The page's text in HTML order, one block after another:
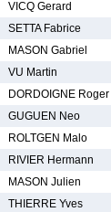
VICQ Gerard
SETTA Fabrice
MASON Gabriel
VU Martin
DORDOIGNE Roger
GUGUEN Neo
ROLTGEN Malo
RIVIER Hermann
MASON Julien
THIERRE Yves